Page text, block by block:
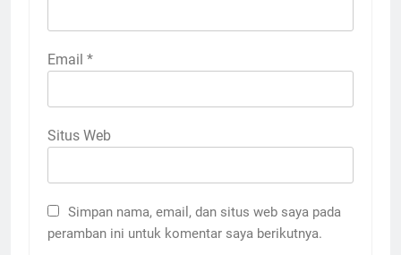
Email *
Situs Web
Simpan nama, email, dan situs web saya pada
peramban ini untuk komentar saya berikutnya.